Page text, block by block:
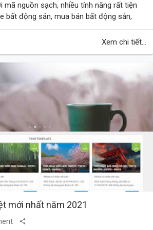
mã nguồn sạch, nhiều tính năng rất tiện
bất động sản, mua bán bất động sản,
và các …
Xem chi tiết...
mới nhất năm 2021